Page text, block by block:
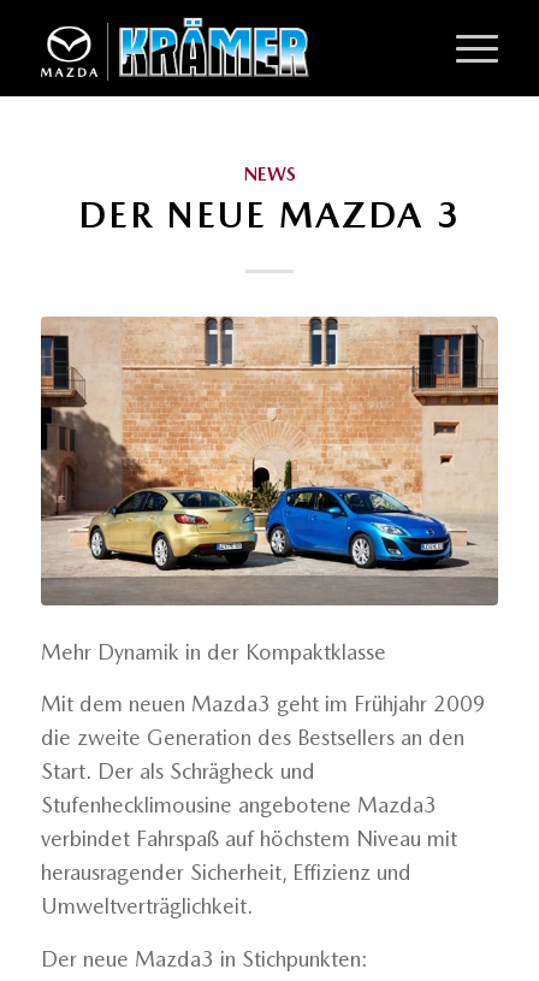
NEWS
DER NEUE MAZDA 3
Mehr Dynamik in der Kompaktklasse
Mit dem neuen Mazda3 geht im Frühjahr 2009
die zweite Generation des Bestsellers an den
Start. Der als Schrägheck und
Stufenhecklimousine angebotene Mazda3
verbindet Fahrspaß auf höchstem Niveau mit
herausragender Sicherheit, Effizienz und
Umweltverträglichkeit.
Der neue Mazda3 in Stichpunkten: